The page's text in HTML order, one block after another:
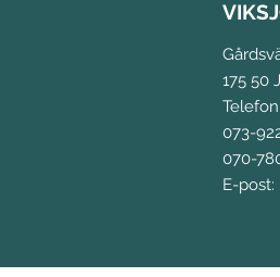
175 50
073-
070-
E-post: